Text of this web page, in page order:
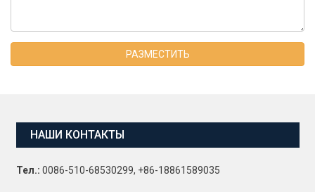
РАЗМЕСТИТЬ
НАШИ КОНТАКТЫ
Тел.: 0086-510-68530299, +86-18861589035